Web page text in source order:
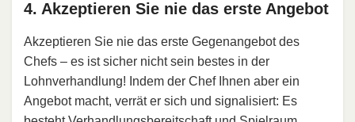
4. Akzeptieren Sie nie das erste Angebot
Akzeptieren Sie nie das erste Gegenangebot des
Chefs – es ist sicher nicht sein bestes in der
Lohnverhandlung! Indem der Chef Ihnen aber ein
Angebot macht, verrät er sich und signalisiert: Es